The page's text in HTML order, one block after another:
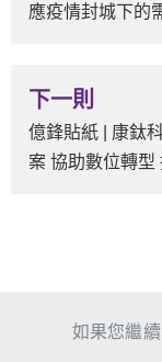
應疫情封城下的
億鋒貼紙 | 康鈦
案 協助數位轉型
下一則
網站地圖
震旦集團關係企業
如果您繼